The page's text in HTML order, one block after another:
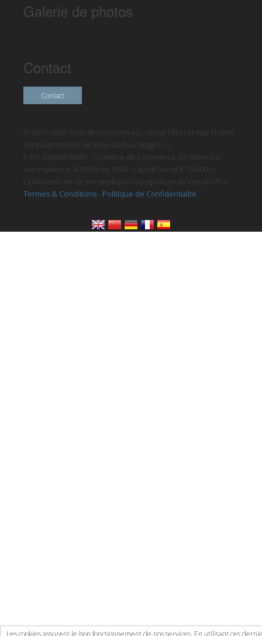
Galerie de photos
Contact
Contact
© 2007-2026 Tous droits réservés - Virtual Uffizi et Italy Tickets
sont la propriété de New Globus Viaggi s.r.l.
P.IVA 04690350485 - Chambre de Commerce de Florence,
autorisation n. 470865 de 1996 - Capital Social € 10.400 i.v.
L'utilisation de ce site implique l'acceptation de Virtual Uffizi
Termes & Conditions
Politique de Confidentialité
Les cookies assurent le bon fonctionnement de nos services. En utilisant ces